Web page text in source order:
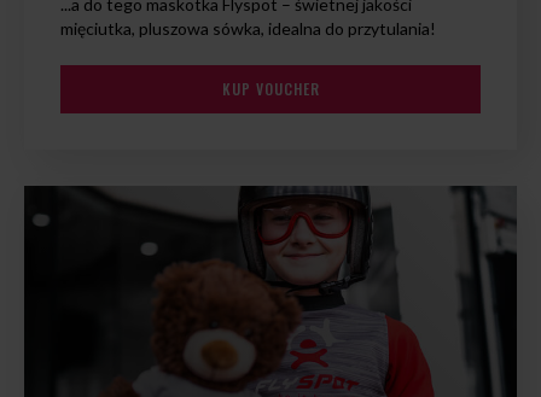
...a do tego maskotka Flyspot – świetnej jakości
mięciutka, pluszowa sówka, idealna do przytulania!
KUP VOUCHER